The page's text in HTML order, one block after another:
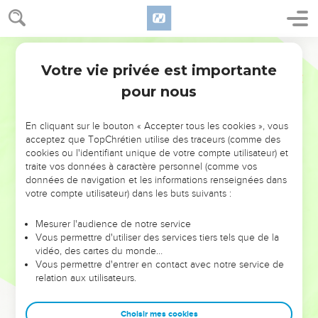
NE MANQUEZ PAS L’ÉVÉNEMENT
DE L’ANNÉE !
ET SI LEURS ERREURS POUVAIENT VOUS ÉVITER LES
VOTRES ?
leur foi ou leur vision. Mais on voit moins les doutes, les erreurs
et les saisons difficiles qu'ils ont traversés, alors même que ce
sont elles qui les ont façonnés.
Dans cette conférence, leaders, entrepreneurs, et responsables
clés pour avancer avec plus de sagesse afin que leurs erreurs
Votre vie privée est importante
pour nous
En cliquant sur le bouton « Accepter tous les cookies », vous
acceptez que TopChrétien utilise des traceurs (comme des
cookies ou l'identifiant unique de votre compte utilisateur) et
traite vos données à caractère personnel (comme vos
données de navigation et les informations renseignées dans
votre compte utilisateur) dans les buts suivants :
Mesurer l'audience de notre service
Vous permettre d'utiliser des services tiers tels que de la
vidéo, des cartes du monde…
Vous permettre d'entrer en contact avec notre service de
relation aux utilisateurs.
Choisir mes cookies